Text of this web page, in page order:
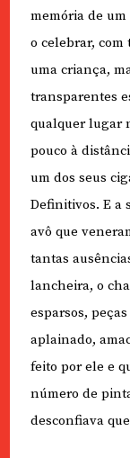
memória de
o celebrar,
uma criança,
transparentes
qualquer lugar
pouco à
um dos seus
Definitivos. E a
avô que
tantas
lancheira, o
esparsos,
aplainado,
feito por ele e
número de
desconfiava